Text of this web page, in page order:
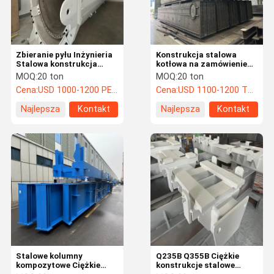
Dom O Nas
Wycieczka
Po Fabryce
Konstrukcja stalowa
kotłowa na zamówienie
dla urządzeń elektrowni
HRSG
MOQ:20 ton
Cena:USD 1100-1200 TON
Najlepsza
Kontakt
Zbieranie pyłu Inżynieria
Stalowa konstrukcja
Fabrykacja Gabinet
Hopper Kominek ramy
MOQ:20 ton
Cena:USD 1000-1200 PER TON
Najlepsza
Kontakt
Q235B Q355B Ciężkie
konstrukcje stalowe
Stalowe kolumny
kompozytowe Ciężkie